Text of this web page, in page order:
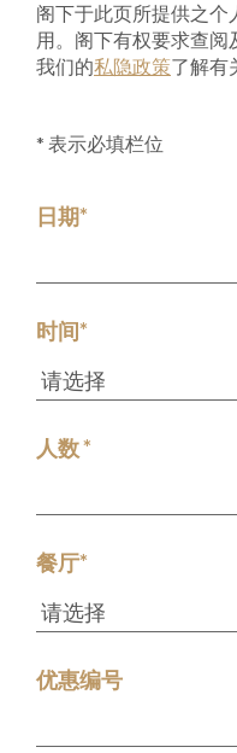
阁下于此页所提供之个
用。阁下有权要求查
我们的私隐政策了解有
* 表示必填栏位
日期*
时间*
人数 *
餐厅*
优惠编号